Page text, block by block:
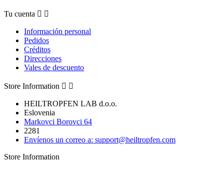
Tu cuenta  
Información personal
Pedidos
Créditos
Direcciones
Vales de descuento
Store Information  
HEILTROPFEN LAB d.o.o.
Eslovenia
Markovci Borovci 64
2281
Envíenos un correo a: support@heiltropfen.com
Store Information